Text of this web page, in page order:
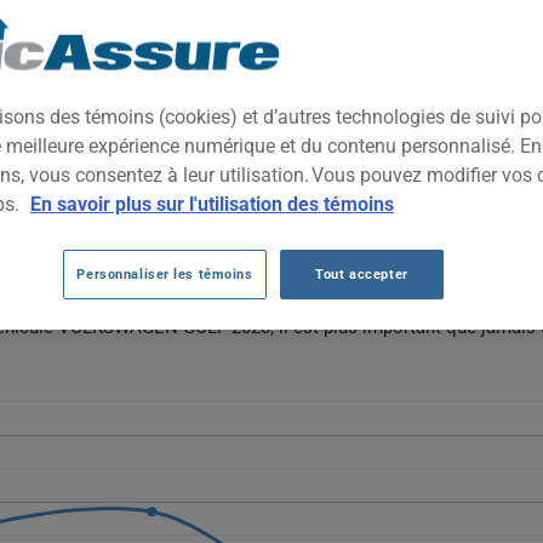
compacte européenne reconnue pour sa tenue de route
praticité, technologie moderne et plaisir de conduite dans
GOLF 2023 DEPUIS 2023.
de façon marquée, passant de 2221 $ à 2370 $, puis
qu'une tendance linéaire claire.
VOLKSWAGEN GOLF 2023, il est plus important que
des témoins (cookies) et d’autres technologies de suivi
expérience numérique et du contenu personnalisé.
vous consentez à leur utilisation. Vous pouvez modifier vos
En savoir plus sur l'utilisation des témoins
Personnaliser les témoins Tout accepter